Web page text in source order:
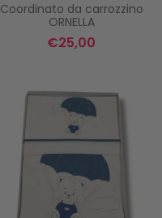
Coordinato da carrozzino
ORNELLA
€25,00